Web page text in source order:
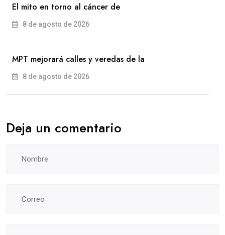
El mito en torno al cáncer de
8 de agosto de 2026
MPT mejorará calles y veredas de la
8 de agosto de 2026
Deja un comentario